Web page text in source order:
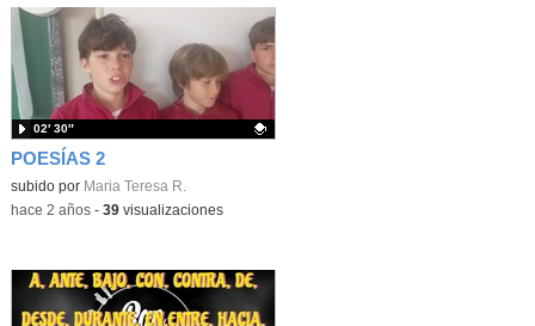
POESÍAS 2
Contenido educativo.
subido por Maria Teresa R.
02′ 30″
-hace 2 años- 39visualizaciones